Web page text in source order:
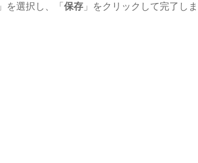
」を選択し、「 保存 」をクリックして完了し